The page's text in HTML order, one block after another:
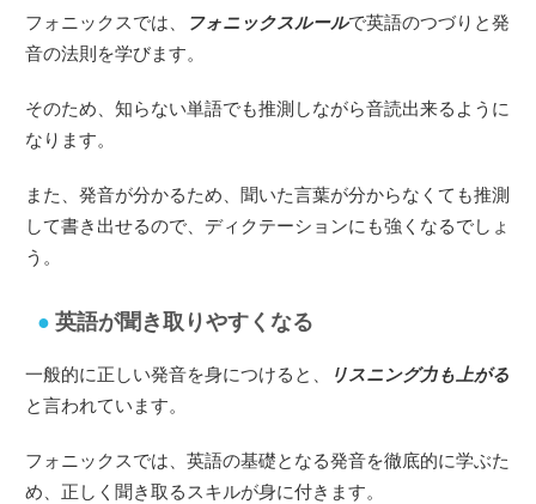
フォニックスでは、 フォニックスルールで英語のつづりと発
音の法則を学びます。
そのため、知らない単語でも推測しながら音読出来るように
なります。
また、発音が分かるため、聞いた言葉が分からなくても推測
して書き出せるので、ディクテーションにも強くなるでしょ
う。
英語が聞き取りやすくなる
一般的に正しい発音を身につけると、
リスニング力も上がる
と言われています。
フォニックスでは、英語の基礎となる発音を徹底的に学ぶた
め、正しく聞き取るスキルが身に付きます。